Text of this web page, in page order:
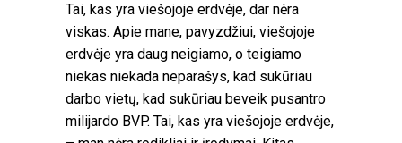
Tai, kas yra viešojoje erdvėje, dar nėra
viskas. Apie mane, pavyzdžiui, viešojoje
erdvėje yra daug neigiamo, o teigiamo
niekas niekada neparašys, kad sukūriau
darbo vietų, kad sukūriau beveik pusantro
milijardo BVP. Tai, kas yra viešojoje erdvėje,